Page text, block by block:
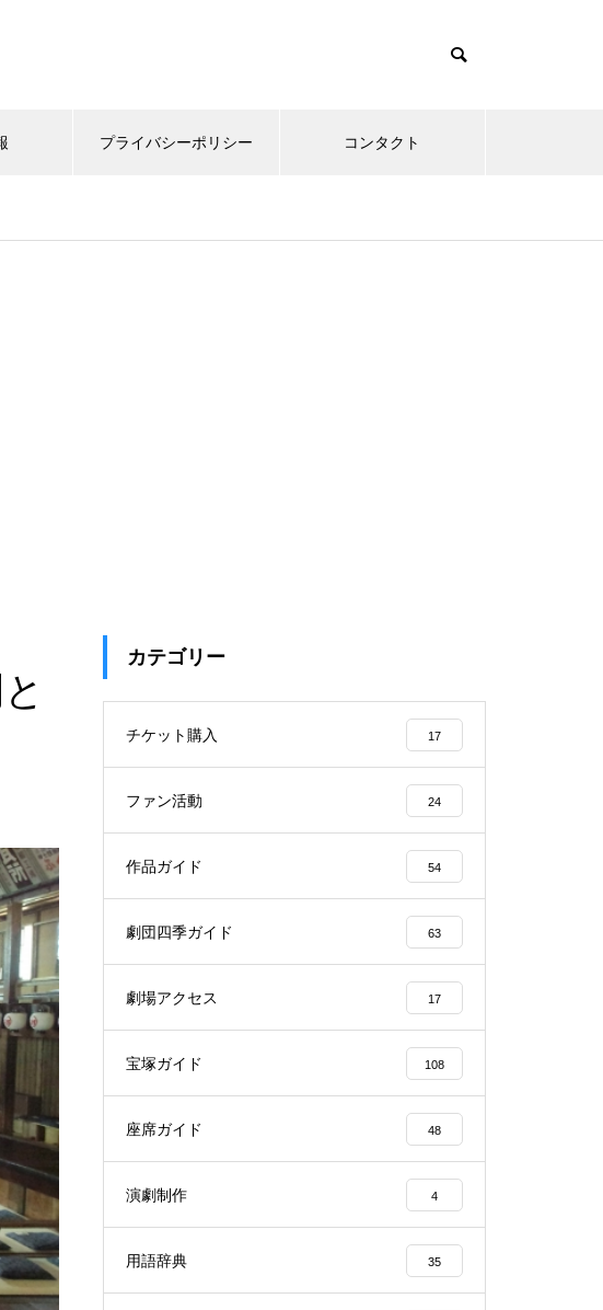
プライバシーポリシー コンタクト
カテゴリー
チケット購入 17
ファン活動 24
作品ガイド 54
劇団四季ガイド 63
劇場アクセス 17
宝塚ガイド 108
座席ガイド 48
演劇制作 4
用語辞典 35